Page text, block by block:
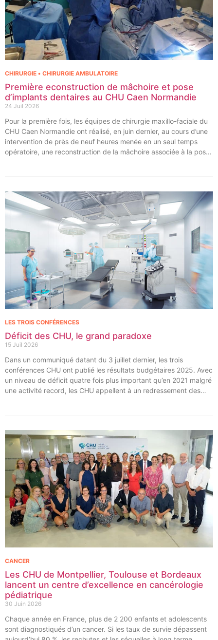
Première econstruction de mâchoire et pose
d’implants dentaires au CHU Caen Normandie
24 Juil 2026
CHIRURGIE • CHIRURGIE AMBULATOIRE
Pour la première fois, les équipes de chirurgie maxillo-faciale du
CHU Caen Normandie ont réalisé, en juin dernier, au cours d’une
intervention de près de neuf heures menée en un seul temps
opératoire, une reconstruction de la mâchoire associée à la pose
Déficit des CHU, le grand paradoxe
15 Juil 2026
LES TROIS CONFÉRENCES
Dans un communiqué datant du 3 juillet dernier, les trois
conférences CHU ont publié les résultats budgétaires 2025. Avec
un niveau de déficit quatre fois plus important qu’en 2021 malgré
une activité record, les CHU appellent à un redressement des
Les CHU de Montpellier, Toulouse et Bordeaux
lancent un centre d’excellence en cancérologie
pédiatrique
30 Juin 2026
CANCER
Chaque année en France, plus de 2 200 enfants et adolescents
sont diagnostiqués d’un cancer. Si les taux de survie dépassent